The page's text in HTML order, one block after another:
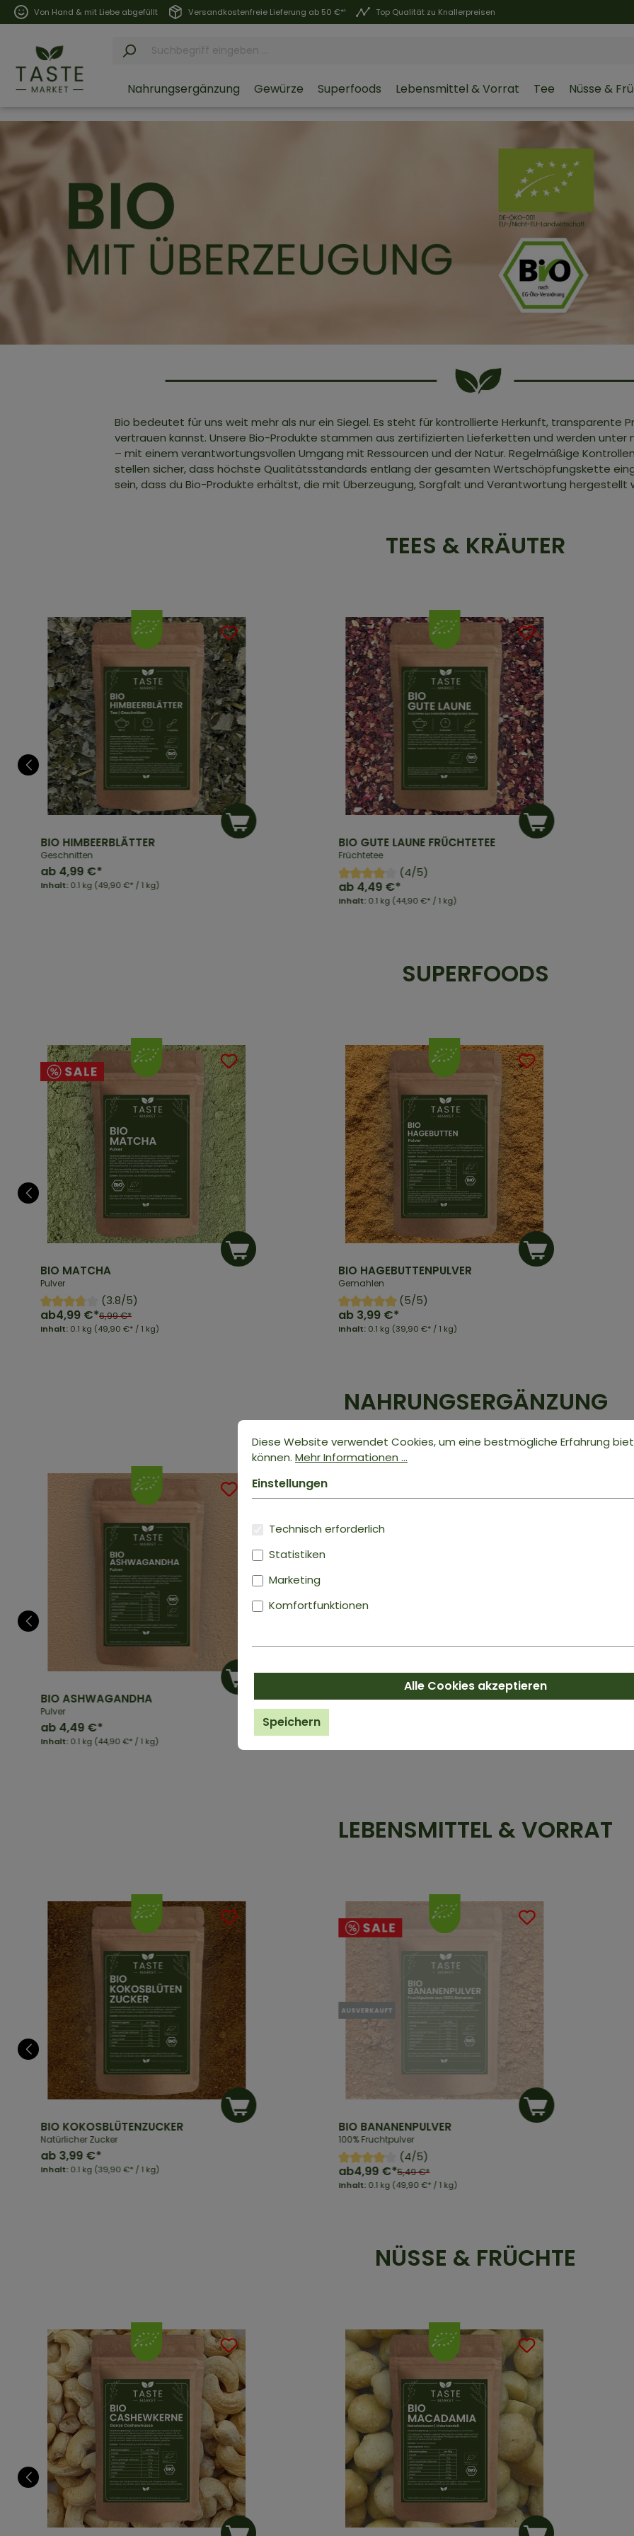
Von Hand & mit Liebe abgefüllt Versandkostenfreie Lieferung ab 50 €*¹ Top Qualität zu Knallerpreisen
Nahrungsergänzung Gewürze Superfoods Lebensmittel & Vorrat Tee Nüsse &
Bio bedeutet für uns weit mehr als nur ein Siegel. Es steht für kontrollierte Herkunft, transparente
vertrauen kannst. Unsere Bio-Produkte stammen aus zertifizierten Lieferketten und werden
– mit einem verantwortungsvollen Umgang mit Ressourcen und der Natur. Regelmäßige
stellen sicher, dass höchste Qualitätsstandards entlang der gesamten Wertschöpfungskette
sein, dass du Bio-Produkte erhältst, die mit Überzeugung, Sorgfalt und Verantwortung hergestellt
TEES & KRÄUTER
BIO HIMBEERBLÄTTER
Geschnitten
Inhalt: 0.1 kg (49,90 €* / 1 kg)
ab 4,99 €*
BIO GUTE LAUNE FRÜCHTETEE
Früchtetee
(4/5)
Inhalt: 0.1 kg (44,90 €* / 1 kg)
ab 4,49 €*
SUPERFOODS
BIO MATCHA
Pulver
(3.8/5)
Inhalt: 0.1 kg (49,90 €* / 1 kg)
6,99 €*
ab4,99 €*
BIO HAGEBUTTENPULVER
Gemahlen
(5/5)
Inhalt: 0.1 kg (39,90 €* / 1 kg)
ab 3,99 €*
NAHRUNGSERGÄNZUNG
BIO ASHWAGANDHA
Pulver
Inhalt: 0.1 kg (44,90 €* / 1 kg)
ab 4,49 €*
BIO INULIN
LEBENSMITTEL & VORRAT
BIO KOKOSBLÜTENZUCKER
Natürlicher Zucker
Inhalt: 0.1 kg (39,90 €* / 1 kg)
ab 3,99 €*
BIO BANANENPULVER
100% Fruchtpulver
(4/5)
Inhalt: 0.1 kg (49,90 €* / 1 kg)
5,49 €*
ab4,99 €*
NÜSSE & FRÜCHTE
Diese Website verwendet Cookies, um eine bestmögliche Erfahrung
können. Mehr Informationen ...
Einstellungen
Technisch erforderlich
Statistiken
Marketing
Komfortfunktionen
Alle Cookies akzeptieren
Speichern